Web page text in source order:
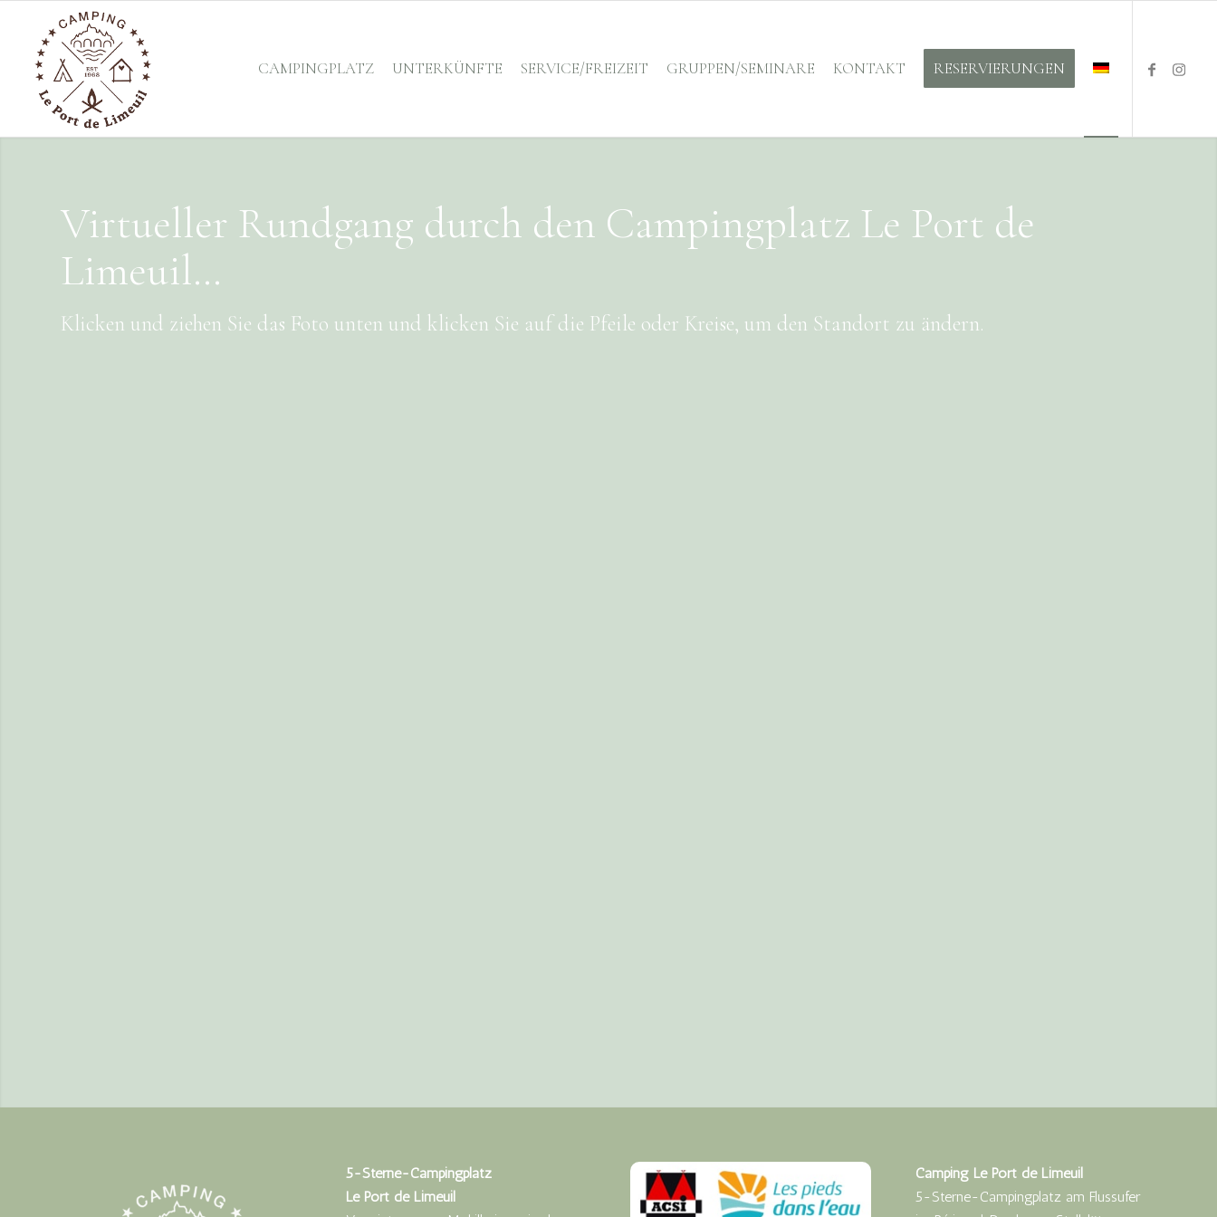
CAMPINGPLATZ UNTERKÜNFTE SERVICE/FREIZEIT GRUPPEN/SEMINARE KONTAKT RESERVIERUNGEN
Virtueller Rundgang durch den Campingplatz Le Port de
Limeuil…
Klicken und ziehen Sie das Foto unten und klicken Sie auf die Pfeile oder Kreise, um den Standort zu ändern.
5-Sterne-Campingplatz
Le Port de Limeuil
Camping Le Port de Limeuil
5-Sterne-Campingplatz am Flussufer